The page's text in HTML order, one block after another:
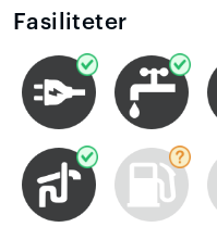
Fasiliteter